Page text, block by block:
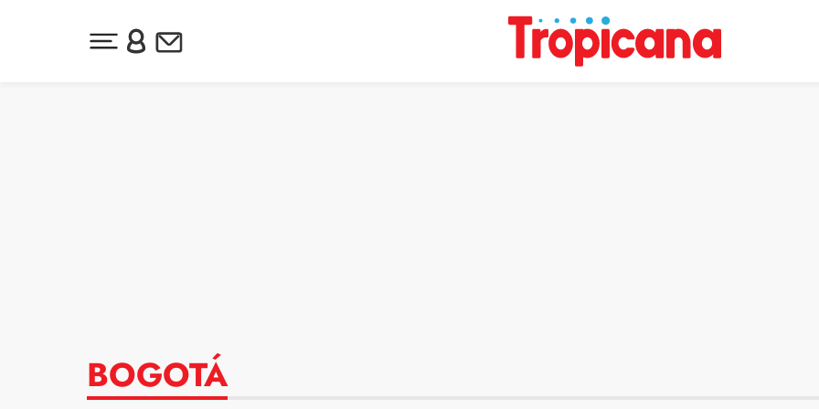
Desplegar menú principal
Inicia sesión o regístrate
Newsletter
BOGOTÁ